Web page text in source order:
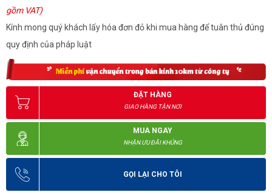
gồm VAT)
Kính mong quý khách lấy hóa đơn đỏ khi mua hàng để tuân thủ đúng
quy định của pháp luật
ĐẶT HÀNG
GIAO HÀNG TẬN NƠI
MUA NGAY
NHẬN ƯU ĐÃI KHỦNG
GỌI LẠI CHO TÔI